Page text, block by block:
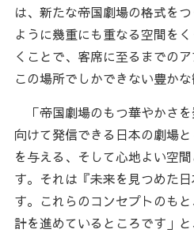
は、新たな帝国劇場の格式を
ように幾重にも重なる空間を
くことで、客席に至るまでのア
この場所でしかできない豊かな
「帝国劇場のもつ華やかさ
向けて発信できる日本の劇場
を与える、そして心地よい空
す。それは『未来を見つめた
す。これらのコンセプトのも
計を進めているところです」